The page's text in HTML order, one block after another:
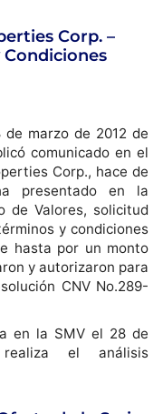
Corp. –
marzo de 2012 de
comunicado en el
Corp., hace de
presentado en la
de Valores, solicitud
y condiciones
hasta por un monto
y autorizaron para
CNV No.289-
en la SMV el 28 de
el análisis